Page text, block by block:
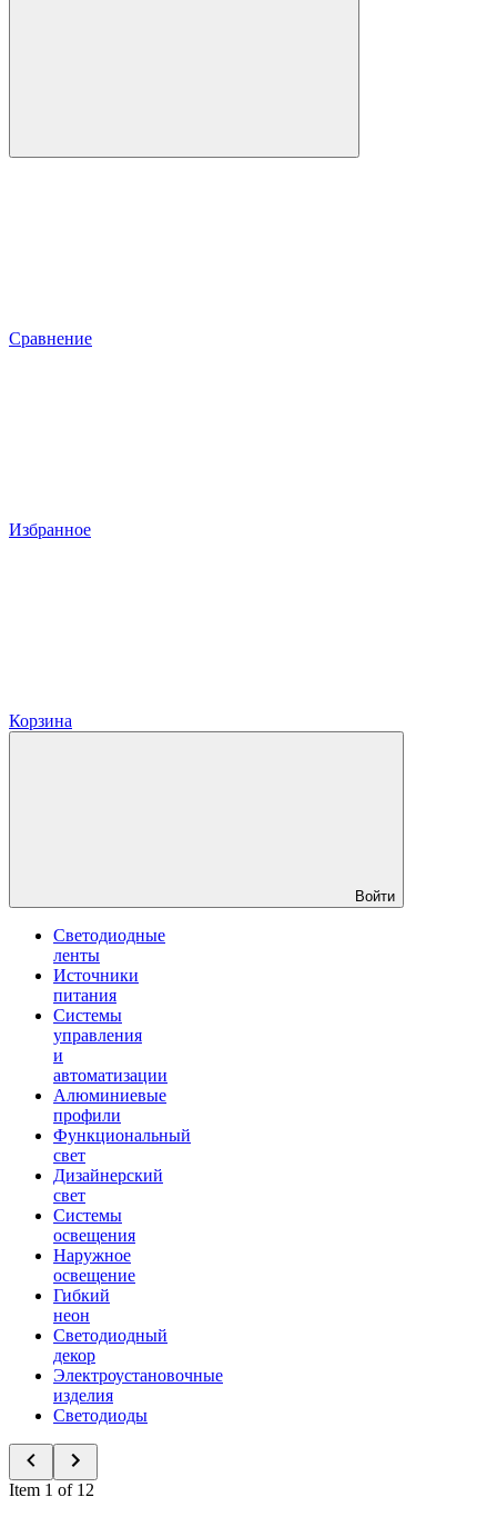
Сравнение
Избранное
Корзина
Войти
Светодиодные
ленты
Источники
питания
Системы
управления
и
автоматизации
Алюминиевые
профили
Функциональный
свет
Дизайнерский
свет
Системы
освещения
Наружное
освещение
Гибкий
неон
Светодиодный
декор
Электроустановочные
изделия
Светодиоды
Item 1 of 12